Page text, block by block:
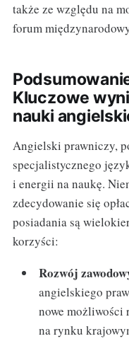
także ze względu na
forum
Kluczowe
nauki
Angielski prawniczy,
specjalistycznego
i energii na naukę.
zdecydowanie się
posiadania są
korzyści:
Rozwój
angielskiego
nowe możliwości
na rynku